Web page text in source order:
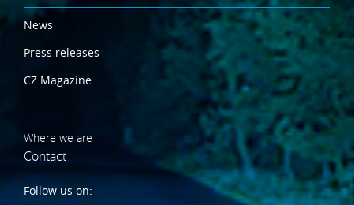
News
Press releases
CZ Magazine
Where we are
Contact
Follow us on: